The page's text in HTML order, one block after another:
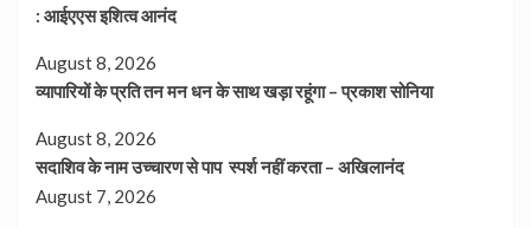
: आईएएस इशित्व आनंद
August 8, 2026
व्यापारियों के प्रति तन मन धन के साथ खड़ा रहूंगा – प्रकाश सोनिया
August 8, 2026
सदाशिव के नाम उच्चारण से पाप स्पर्श नहीं करता – अखिलानंद
August 7, 2026